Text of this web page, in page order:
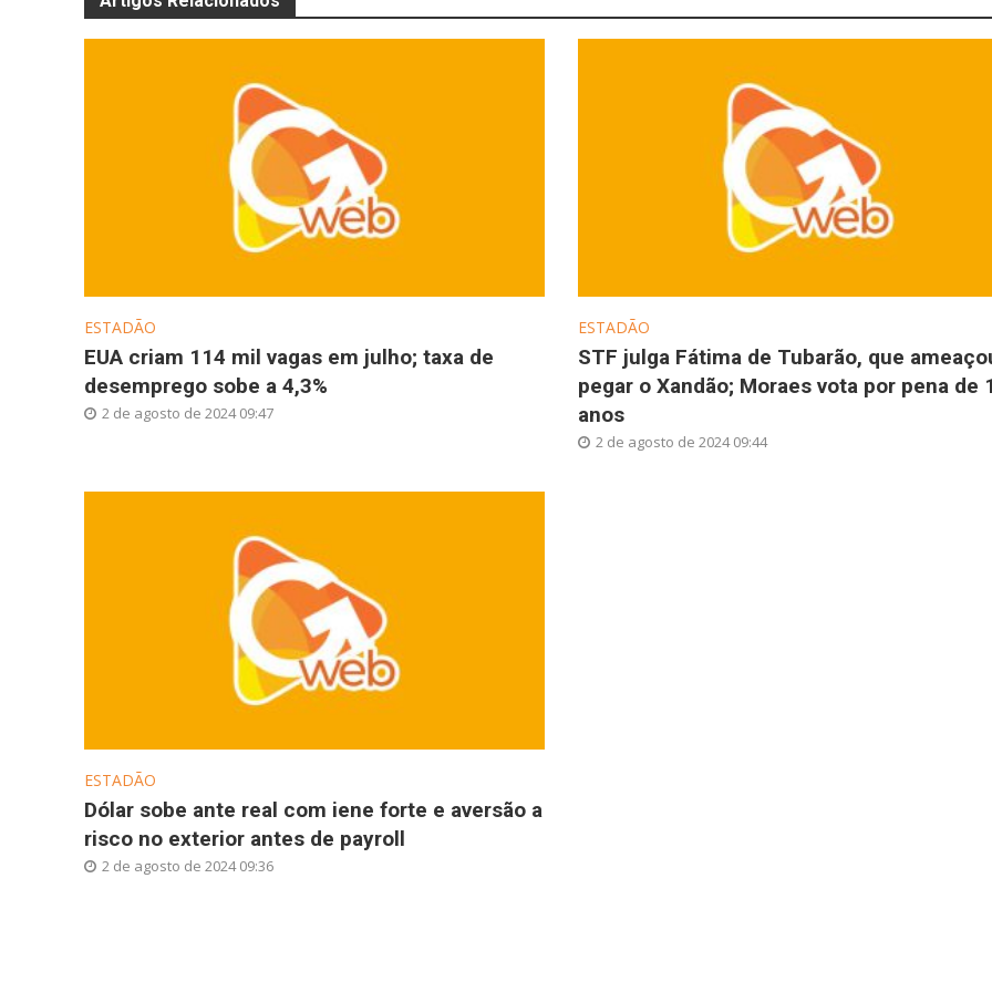
ESTADÃO
EUA criam 114 mil vagas em julho; taxa de
desemprego sobe a 4,3%
2 de agosto de 2024 09:47
ESTADÃO
STF julga Fátima de Tubarão, que
pegar o Xandão; Moraes vota por pena de
anos
2 de agosto de 2024 09:44
ESTADÃO
Dólar sobe ante real com iene forte e aversão a
risco no exterior antes de payroll
2 de agosto de 2024 09:36